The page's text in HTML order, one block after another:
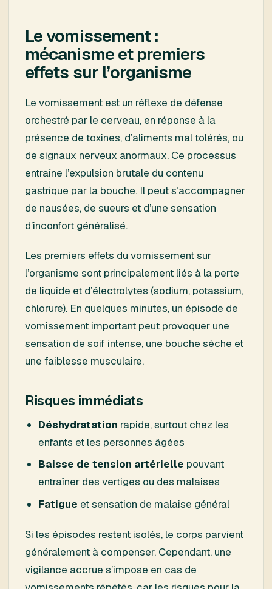
Le vomissement :
mécanisme et premiers
effets sur l’organisme
Le vomissement est un réflexe de défense
orchestré par le cerveau, en réponse à la
présence de toxines, d’aliments mal tolérés, ou
de signaux nerveux anormaux. Ce processus
entraîne l’expulsion brutale du contenu
gastrique par la bouche. Il peut s’accompagner
de nausées, de sueurs et d’une sensation
d’inconfort généralisé.
Les premiers effets du vomissement sur
l’organisme sont principalement liés à la perte
de liquide et d’électrolytes (sodium, potassium,
chlorure). En quelques minutes, un épisode de
vomissement important peut provoquer une
sensation de soif intense, une bouche sèche et
une faiblesse musculaire.
Risques immédiats
Déshydratation rapide, surtout chez les
enfants et les personnes âgées
Baisse de tension artérielle pouvant
entraîner des vertiges ou des malaises
Fatigue et sensation de malaise général
Si les épisodes restent isolés, le corps parvient
généralement à compenser. Cependant, une
vigilance accrue s’impose en cas de